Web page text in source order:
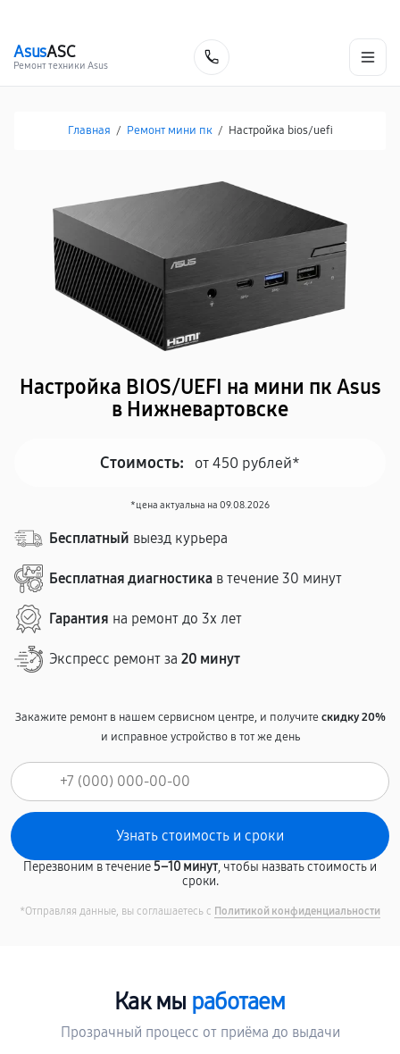
AsusASC
Ремонт техники Asus
Главная / Ремонт мини пк / Настройка bios/uefi
Настройка BIOS/UEFI на мини пк Asus
в Нижневартовске
Стоимость: от 450 рублей*
*цена актуальна на 09.08.2026
Бесплатный выезд курьера
Бесплатная диагностика в течение 30 минут
Гарантия на ремонт до 3х лет
Экспресс ремонт за 20 минут
Закажите ремонт в нашем сервисном центре, и получитескидку 20%
и исправное устройство в тот же день
Перезвоним в течение5–10 минут, чтобы назвать стоимость и
сроки.
*Отправляя данные, вы соглашаетесь с Политикой конфиденциальности
Как мы работаем
Прозрачный процесс от приёма до выдачи